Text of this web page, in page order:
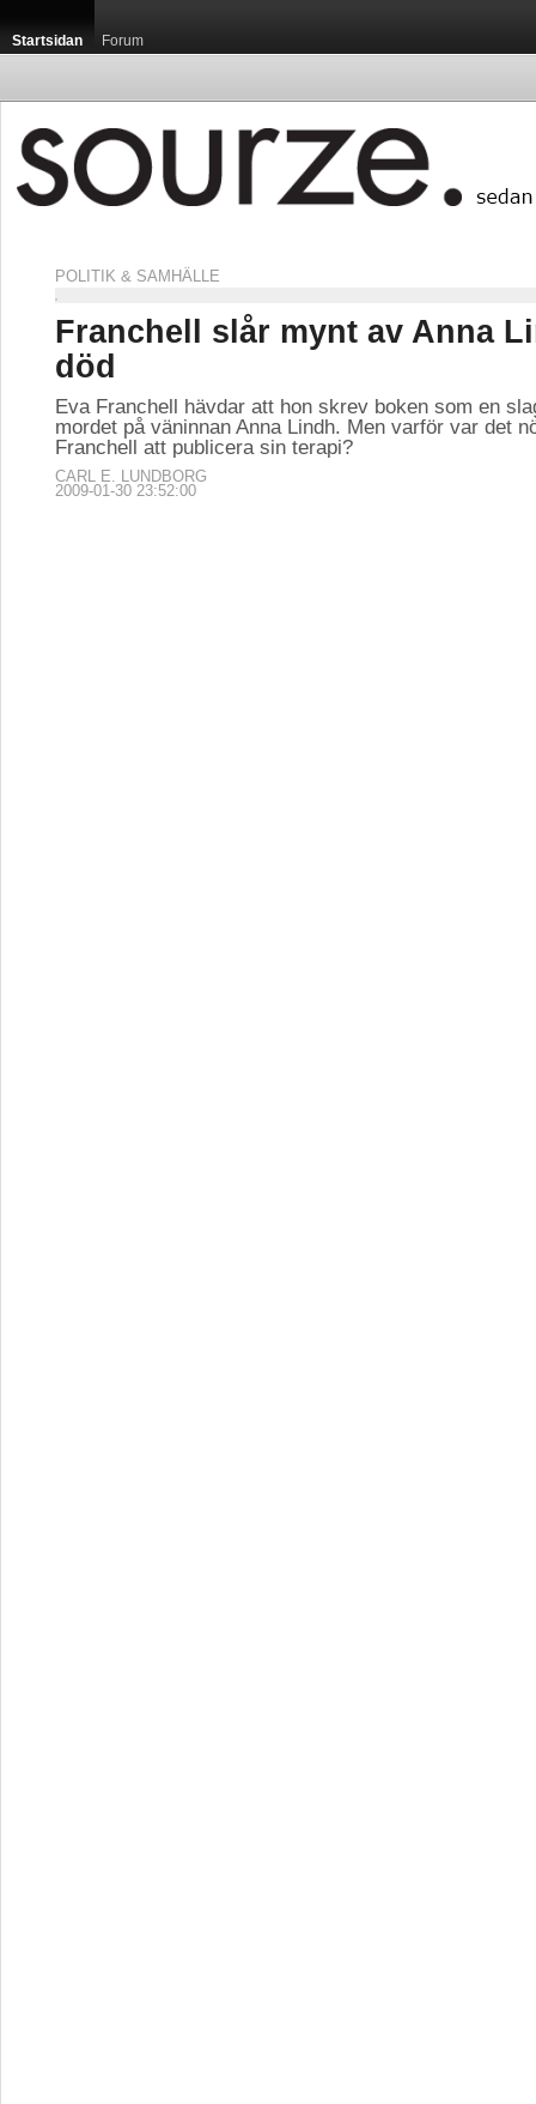
Startsidan Forum
POLITIK & SAMHÄLLE
Franchell slår mynt av Anna
död
Eva Franchell hävdar att hon skrev boken som en
mordet på väninnan Anna Lindh. Men varför var det
Franchell att publicera sin terapi?
CARL E. LUNDBORG
2009-01-30 23:52:00